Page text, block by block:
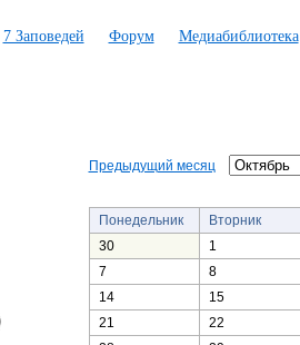
7 Заповедей Форум Медиабиблиотека
Предыдущий месяц
Понедельник
Вторник
30
1
7
8
14
15
21
22